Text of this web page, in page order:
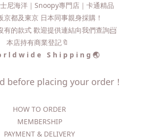
尼海洋｜Snoopy專門店｜卡通精品
京都及東京 日本同事親身採購！
有的款式 歡迎提供連結向我們查詢📨​
本店持有商業登記🔖
r l d w i d e S h i p p i n g 🌏
before placing your order！
HOW TO ORDER​
MEMBERSHIP
PAYMENT & DELIVERY